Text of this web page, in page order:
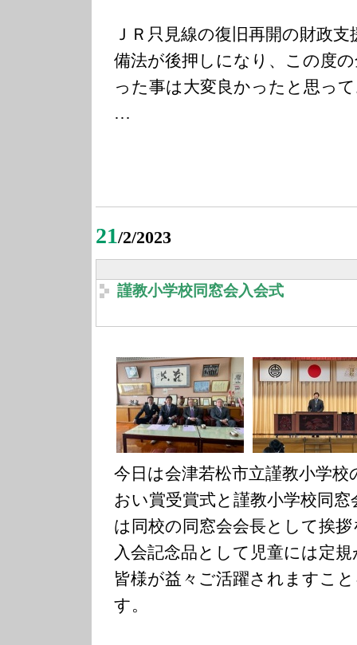
ＪＲ只見線の復旧再開の財政
備法が後押しになり、この度
った事は大変良かったと思っ
…
21/2/2023
謹教小学校同窓会入会式
今日は会津若松市立謹教小学
おい賞受賞式と謹教小学校同
は同校の同窓会会長として挨
入会記念品として児童には定
皆様が益々ご活躍されますこ
す。